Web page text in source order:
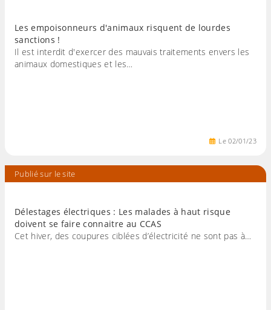
Les empoisonneurs d'animaux risquent de lourdes
sanctions !
Il est interdit d'exercer des mauvais traitements envers les
animaux domestiques et les…
Le02/01/23
Publié sur le site
Délestages électriques : Les malades à haut risque
doivent se faire connaitre au CCAS
Cet hiver, des coupures ciblées d’électricité ne sont pas à…